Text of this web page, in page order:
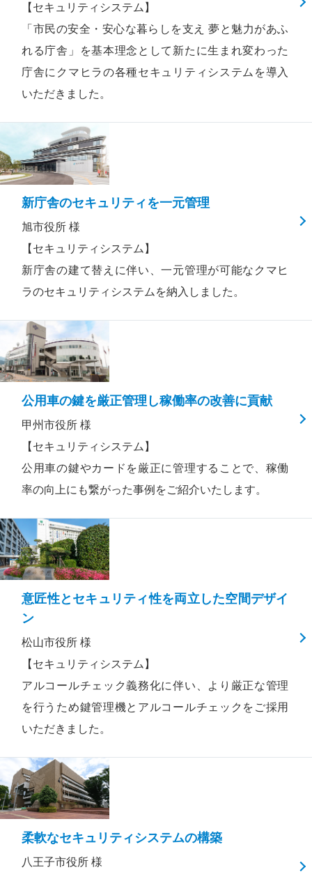
【セキュリティシステム】
「市民の安全・安心な暮らしを支え 夢と魅力があふ
れる庁舎」を基本理念として新たに生まれ変わった
庁舎にクマヒラの各種セキュリティシステムを導入
いただきました。
新庁舎のセキュリティを一元管理
旭市役所 様
【セキュリティシステム】
新庁舎の建て替えに伴い、一元管理が可能なクマヒ
ラのセキュリティシステムを納入しました。
公用車の鍵を厳正管理し稼働率の改善に貢献
甲州市役所 様
【セキュリティシステム】
公用車の鍵やカードを厳正に管理することで、稼働
率の向上にも繋がった事例をご紹介いたします。
意匠性とセキュリティ性を両立した空間デザイ
ン
松山市役所 様
【セキュリティシステム】
アルコールチェック義務化に伴い、より厳正な管理
を行うため鍵管理機とアルコールチェックをご採用
いただきました。
柔軟なセキュリティシステムの構築
八王子市役所 様